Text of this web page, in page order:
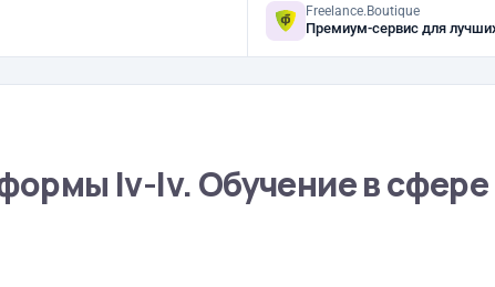
Freelance.Boutique
Премиум-сервис для
Iv-lv. Обучение в сфере